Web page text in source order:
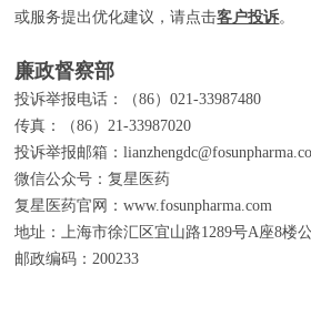
或服务提出优化建议，请点击客户投诉。
廉政督察部
投诉举报电话：（86）021-33987480
传真：（86）21-33987020
投诉举报邮箱：
微信公众号：复星医药
复星医药官网：www.fosunpharma.com
地址：上海市徐汇区宜山路1289号A座8楼
邮政编码：200233